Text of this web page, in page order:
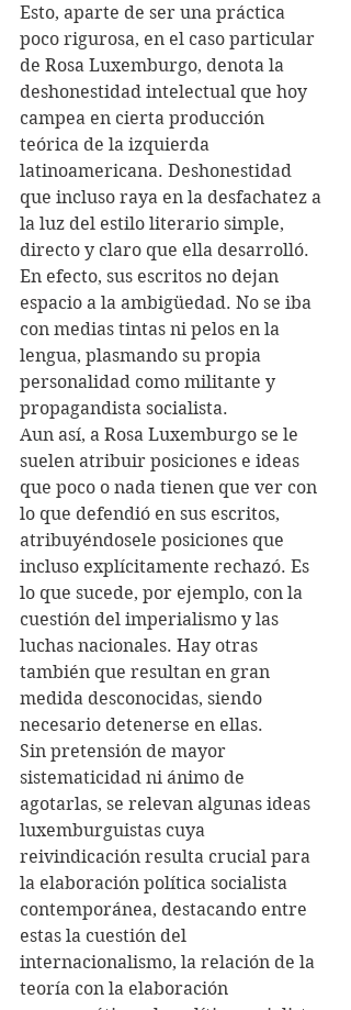
Esto, aparte de ser una práctica
poco rigurosa, en el caso particular
de Rosa Luxemburgo, denota la
deshonestidad intelectual que hoy
campea en cierta producción
teórica de la izquierda
latinoamericana. Deshonestidad
que incluso raya en la desfachatez a
la luz del estilo literario simple,
directo y claro que ella desarrolló.
En efecto, sus escritos no dejan
espacio a la ambigüedad. No se iba
con medias tintas ni pelos en la
lengua, plasmando su propia
personalidad como militante y
propagandista socialista.
Aun así, a Rosa Luxemburgo se le
suelen atribuir posiciones e ideas
que poco o nada tienen que ver con
lo que defendió en sus escritos,
atribuyéndosele posiciones que
incluso explícitamente rechazó. Es
lo que sucede, por ejemplo, con la
cuestión del imperialismo y las
luchas nacionales. Hay otras
también que resultan en gran
medida desconocidas, siendo
necesario detenerse en ellas.
Sin pretensión de mayor
sistematicidad ni ánimo de
agotarlas, se relevan algunas ideas
luxemburguistas cuya
reivindicación resulta crucial para
la elaboración política socialista
contemporánea, destacando entre
estas la cuestión del
internacionalismo, la relación de la
teoría con la elaboración